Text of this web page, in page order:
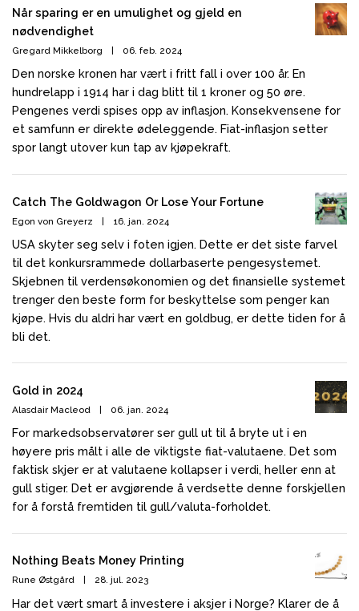
Når sparing er en umulighet og gjeld en
nødvendighet
Gregard Mikkelborg 06. feb. 2024
Den norske kronen har vært i fritt fall i over 100 år. En
hundrelapp i 1914 har i dag blitt til 1 kroner og 50 øre.
Pengenes verdi spises opp av inflasjon. Konsekvensene for
et samfunn er direkte ødeleggende. Fiat-inflasjon setter
spor langt utover kun tap av kjøpekraft.
Catch The Goldwagon Or Lose Your Fortune
Egon von Greyerz | 16. jan. 2024
USA skyter seg selv i foten igjen. Dette er det siste farvel
til det konkursrammede dollarbaserte pengesystemet.
Skjebnen til verdensøkonomien og det finansielle systemet
trenger den beste form for beskyttelse som penger kan
kjøpe. Hvis du aldri har vært en goldbug, er dette tiden for å
bli det.
Gold in 2024
Alasdair Macleod 06. jan. 2024
For markedsobservatører ser gull ut til å bryte ut i en
høyere pris målt i alle de viktigste fiat-valutaene. Det som
faktisk skjer er at valutaene kollapser i verdi, heller enn at
gull stiger. Det er avgjørende å verdsette denne forskjellen
for å forstå fremtiden til gull/valuta-forholdet.
Nothing Beats Money Printing
Rune Østgård 28. jul. 2023
Har det vært smart å investere i aksjer i Norge? Klarer de å